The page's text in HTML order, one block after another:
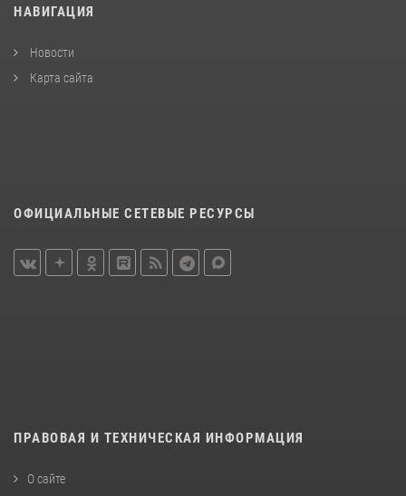
НАВИГАЦИЯ
Новости
Карта сайта
ОФИЦИАЛЬНЫЕ СЕТЕВЫЕ РЕСУРСЫ
ПРАВОВАЯ И ТЕХНИЧЕСКАЯ ИНФОРМАЦИЯ
О сайте